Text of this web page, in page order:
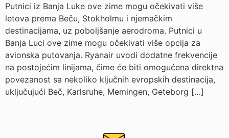
Putnici iz Banja Luke ove zime mogu očekivati više
letova prema Beču, Stokholmu i njemačkim
destinacijama, uz poboljšanje aerodroma. Putnici u
Banja Luci ove zime mogu očekivati više opcija za
avionska putovanja. Ryanair uvodi dodatne frekvencije
na postojećim linijama, čime će biti omogućena direktna
povezanost sa nekoliko ključnih evropskih destinacija,
uključujući Beč, Karlsruhe, Memingen, Geteborg […]